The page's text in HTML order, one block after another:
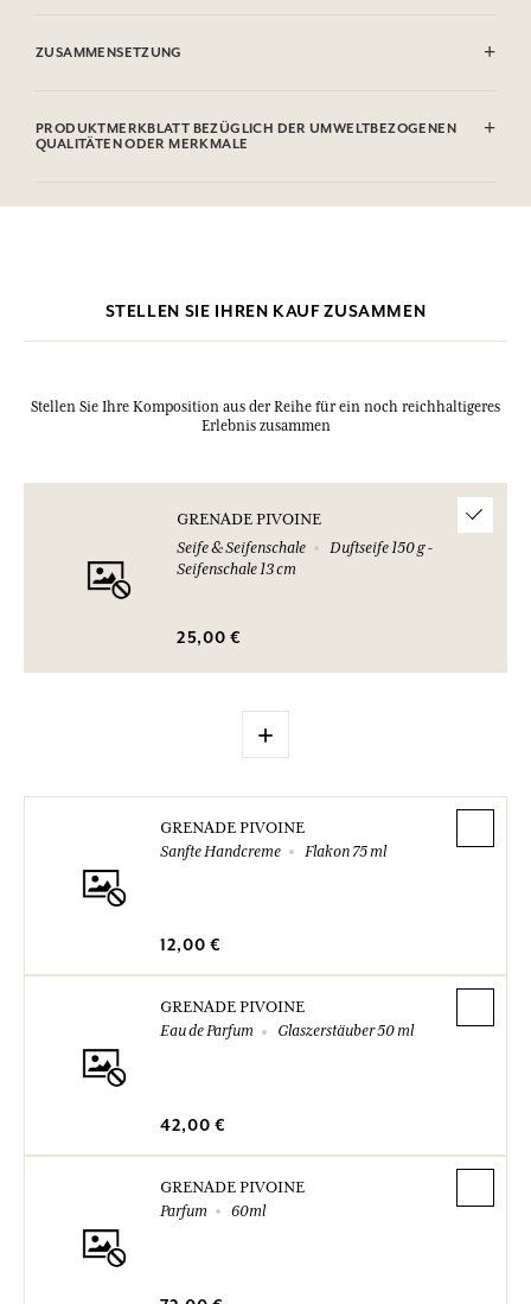
ZUSAMMENSETZUNG
Parfum/Fragrance, Palm Kernel Acid, Glycerin, Argania Spinosa
Kernel Oil*, Rosmarinus Officinalis (Rosemary) Leaf Extract,
PRODUKTMERKBLATT BEZÜGLICH DER UMWELTBEZOGENEN
QUALITÄTEN ODER MERKMALE
Bitte konsultieren Sie die Umweltqualitäten oder -merkmale, indem
STELLEN SIE IHREN KAUF ZUSAMMEN
Stellen Sie Ihre Komposition aus der Reihe für ein noch reichhaltigeres
Erlebnis zusammen
GRENADE PIVOINE
Seife & Seifenschale
Duftseife 150 g -
Seifenschale 13 cm
25,00 €
+
GRENADE PIVOINE
Sanfte Handcreme
Flakon 75 ml
12,00 €
GRENADE PIVOINE
Eau de Parfum
Glaszerstäuber 50 ml
42,00 €
GRENADE PIVOINE
Parfum
60ml